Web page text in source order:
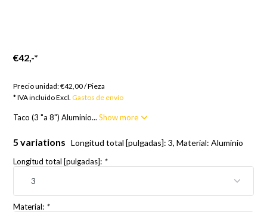
€42,-*
Precio unidad:€42,00/Pieza
* IVA incluido Excl.Gastos de envío
Taco (3 "a 8") Aluminio...Show more
5 variations Longitud total [pulgadas]: 3, Material: Aluminio
Longitud total [pulgadas]: *
Material: *